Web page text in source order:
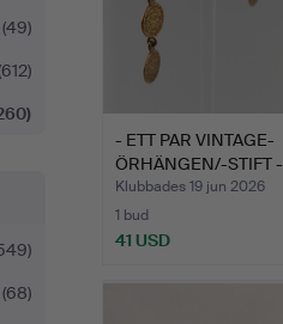
(49)
(68)
- ETT PAR VINTAGE-
ÖRHÄNGEN/-STIFT -
GREKLA…
Klubbades 19 jun 2026
1 bud
41 USD